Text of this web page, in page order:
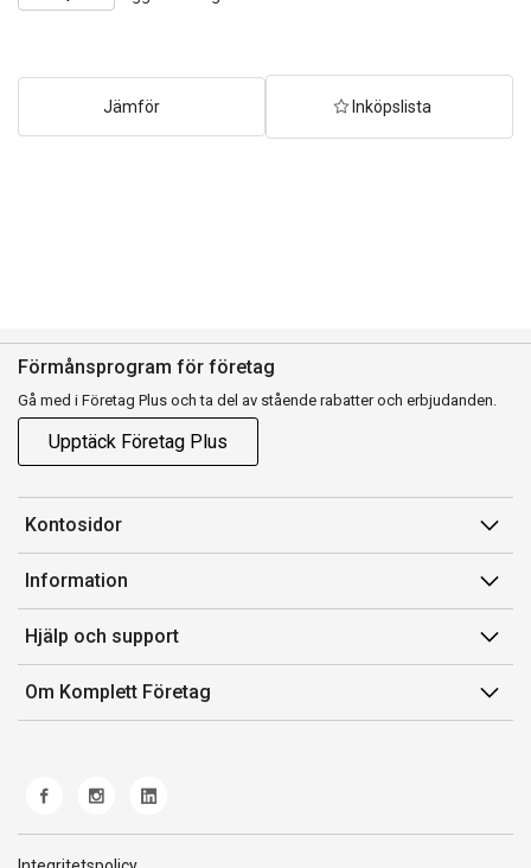
Choose
Quantity
Jämför Inköpslista
Förmånsprogram för företag
Gå med i Företag Plus och ta del av stående rabatter och erbjudanden.
Upptäck Företag Plus
Kontosidor
Mina sidor
Orderhistorik
Fakturor & Kvitton
Inköpslistor
Information
Försäljningsvillkor
Villkor för Komplett Företag Plus
Felsökning & guider
Hjälp och support
Kontakta oss
Kundservice
Frakt och leverans
Om Komplett Företag